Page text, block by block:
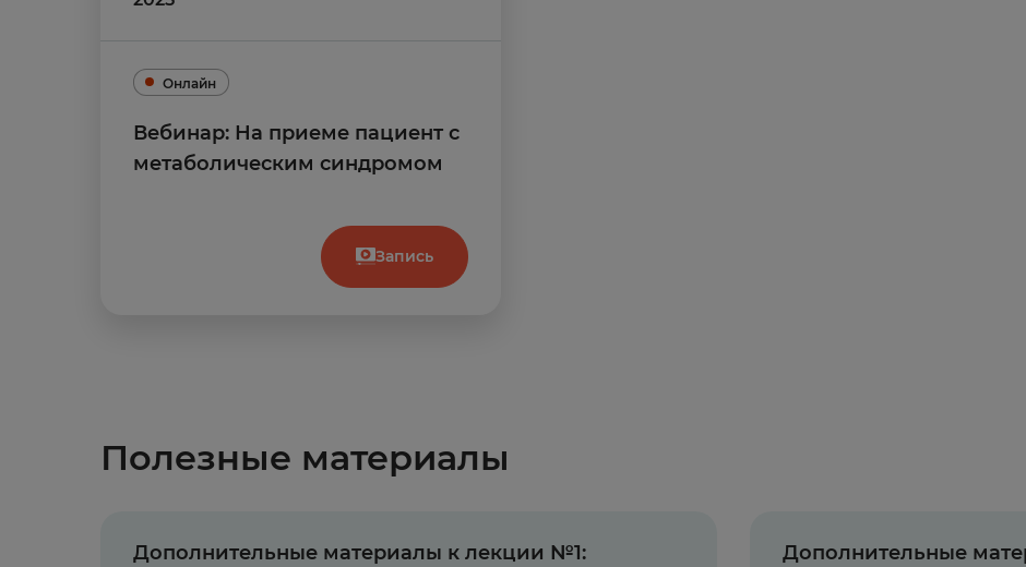
Онлайн
Вебинар: На приеме пациент с
метаболическим синдромом
Запись
Полезные материалы
Дополнительные материалы к лекции №1:
Дополнительные